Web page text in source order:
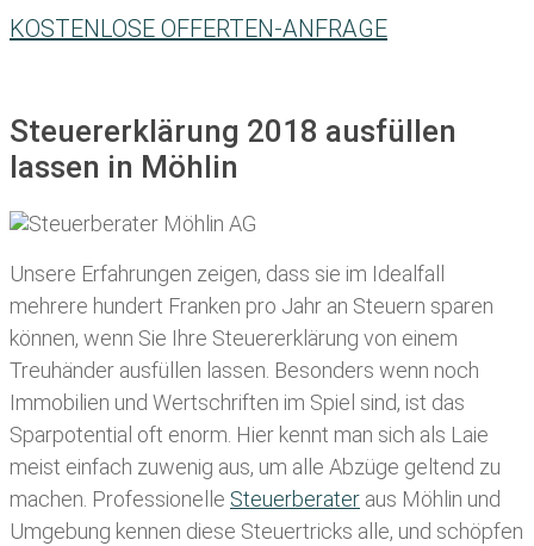
KOSTENLOSE OFFERTEN-ANFRAGE
Steuererklärung 2018 ausfüllen
lassen in Möhlin
Unsere Erfahrungen zeigen, dass sie im Idealfall
mehrere hundert Franken pro Jahr an Steuern sparen
können, wenn Sie Ihre Steuererklärung von einem
Treuhänder ausfüllen lassen . Besonders wenn noch
Immobilien und Wertschriften im Spiel sind, ist das
Sparpotential oft enorm. Hier kennt man sich als Laie
meist einfach zuwenig aus, um alle Abzüge geltend zu
machen. Professionelle Steuerberater aus Möhlin und
Umgebung kennen diese Steuertricks alle, und schöpfen